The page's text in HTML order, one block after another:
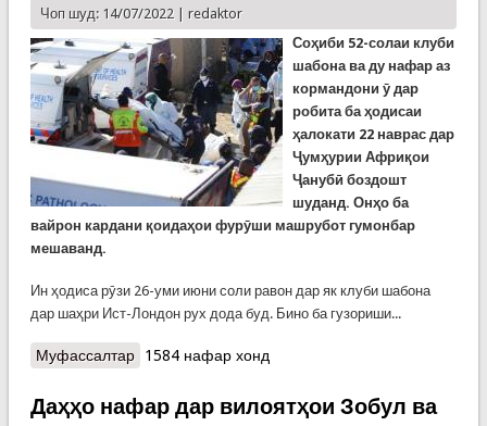
Чоп шуд: 14/07/2022 | redaktor
Соҳиби 52-солаи клуби
шабона ва ду нафар аз
кормандони ӯ дар
робита ба ҳодисаи
ҳалокати 22 наврас дар
Ҷумҳурии Африқои
Ҷанубӣ боздошт
шуданд. Онҳо ба
вайрон кардани қоидаҳои фурӯши машрубот гумонбар
мешаванд.
Ин ҳодиса рӯзи 26-уми июни соли равон дар як клуби шабона
дар шаҳри Ист-Лондон рух дода буд. Бино ба гузориши...
Муфассалтаро Марги мармузи 22 наврас дар Африқои
1584 нафар хонд
Даҳҳо нафар дар вилоятҳои Зобул ва